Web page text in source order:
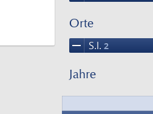
Orte
remove S.l. 2
Jahre